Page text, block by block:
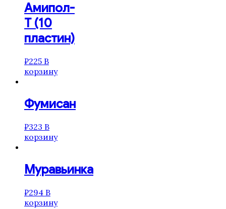
Амипол-
Т (10
пластин)
₽225 В
корзину
Фумисан
₽323 В
корзину
Муравьинка
₽294 В
корзину